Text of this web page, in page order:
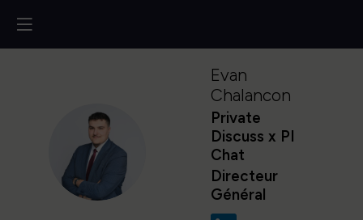
EC
Evan
Chalancon
Private
Discuss x PI
Chat
Directeur
Général